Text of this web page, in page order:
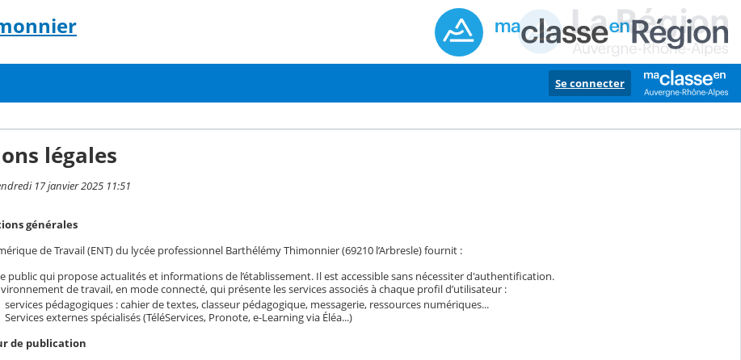
Se connecter
légales
17 janvier 2025 11:51
générales
de Travail (ENT) du lycée professionnel Barthélémy Thimonnier (69210 l’Arbresle) fournit :
public qui propose actualités et informations de l’établissement. Il est accessible sans nécessiter d'authentification.
de travail, en mode connecté, qui présente les services associés à chaque profil d’utilisateur :
services pédagogiques : cahier de textes, classeur pédagogique, messagerie, ressources numériques...
Services externes spécialisés (TéléServices, Pronote, e-Learning via Éléa...)
de publication